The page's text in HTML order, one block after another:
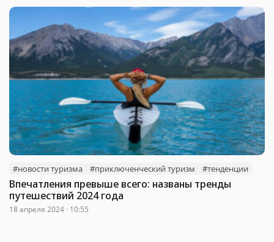
#новости туризма #приключенческий туризм #тенденции
Впечатления превыше всего: названы тренды
путешествий 2024 года
18 апреля 2024 · 10:55